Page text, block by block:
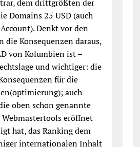
dem drittgrößten der
Domains 25 USD (auch
Denkt vor den
die Konsequenzen daraus,
von Kolumbien ist –
und wichtiger: die
für die
auch
oben schon genannte
eröffnet
hat, das Ranking dem
internationalen Inhalt